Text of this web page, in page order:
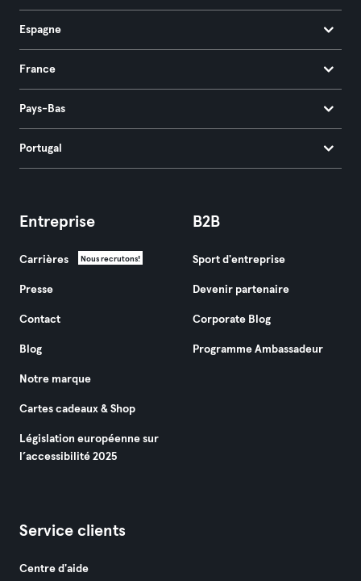
Espagne
France
Pays-Bas
Portugal
Entreprise
Carrières Nous recrutons!
Presse
Contact
Blog
Notre marque
Cartes cadeaux & Shop
Législation européenne sur
l’accessibilité 2025
B2B
Sport d'entreprise
Devenir partenaire
Corporate Blog
Programme Ambassadeur
Service clients
Centre d'aide